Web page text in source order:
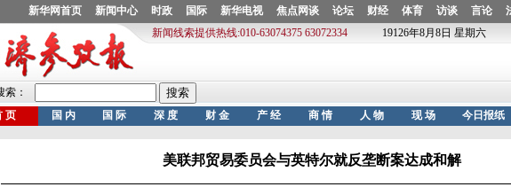
美联邦贸易委员会与英特尔就反垄断案达成和解